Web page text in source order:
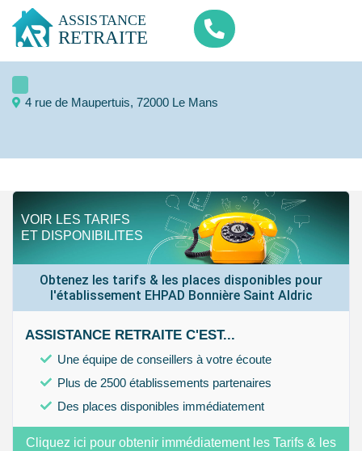
4 rue de Maupertuis, 72000 Le Mans
VOIR LES TARIFS
ET DISPONIBILITES
Obtenez les tarifs & les places disponibles pour
l'établissement EHPAD Bonnière Saint Aldric
ASSISTANCE RETRAITE C'EST...
Une équipe de conseillers à votre écoute
Plus de 2500 établissements partenaires
Des places disponibles immédiatement
Cliquez ici pour obtenir immédiatement les Tarifs & les